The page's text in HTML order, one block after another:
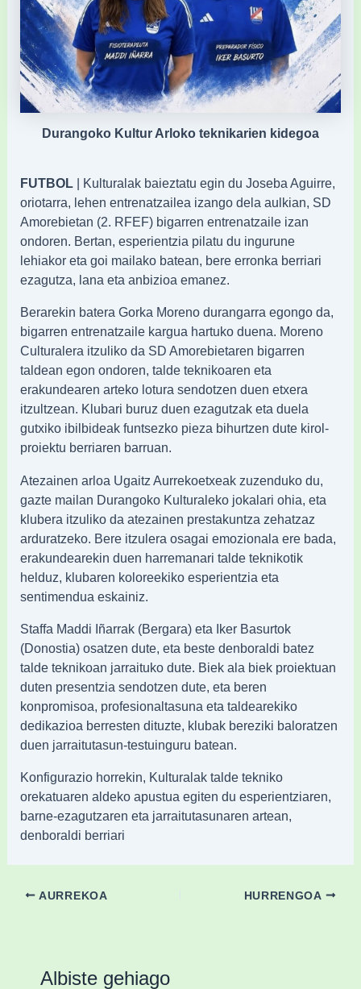
Durangoko Kultur Arloko teknikarien kidegoa
FUTBOL | Kulturalak baieztatu egin du Joseba Aguirre,
oriotarra, lehen entrenatzailea izango dela aulkian, SD
Amorebietan (2. RFEF) bigarren entrenatzaile izan
ondoren. Bertan, esperientzia pilatu du ingurune
lehiakor eta goi mailako batean, bere erronka berriari
ezagutza, lana eta anbizioa emanez.
Berarekin batera Gorka Moreno durangarra egongo da,
bigarren entrenatzaile kargua hartuko duena. Moreno
Culturalera itzuliko da SD Amorebietaren bigarren
taldean egon ondoren, talde teknikoaren eta
erakundearen arteko lotura sendotzen duen etxera
itzultzean. Klubari buruz duen ezagutzak eta duela
gutxiko ibilbideak funtsezko pieza bihurtzen dute kirol-
proiektu berriaren barruan.
Atezainen arloa Ugaitz Aurrekoetxeak zuzenduko du,
gazte mailan Durangoko Kulturaleko jokalari ohia, eta
klubera itzuliko da atezainen prestakuntza zehatzaz
arduratzeko. Bere itzulera osagai emozionala ere bada,
erakundearekin duen harremanari talde teknikotik
helduz, klubaren koloreekiko esperientzia eta
sentimendua eskainiz.
Staffa Maddi Iñarrak (Bergara) eta Iker Basurtok
(Donostia) osatzen dute, eta beste denboraldi batez
talde teknikoan jarraituko dute. Biek ala biek proiektuan
duten presentzia sendotzen dute, eta beren
konpromisoa, profesionaltasuna eta taldearekiko
dedikazioa berresten dituzte, klubak bereziki baloratzen
duen jarraitutasun-testuinguru batean.
Konfigurazio horrekin, Kulturalak talde tekniko
orekatuaren aldeko apustua egiten du esperientziaren,
barne-ezagutzaren eta jarraitutasunaren artean,
denboraldi berriari
AURREKOA HURRENGOA
Albiste gehiago